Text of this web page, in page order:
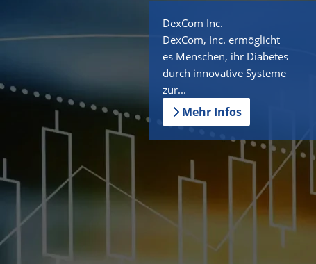
DexCom Inc.
DexCom, Inc. ermöglicht
es Menschen, ihr Diabetes
durch innovative Systeme
zur...
Mehr Infos